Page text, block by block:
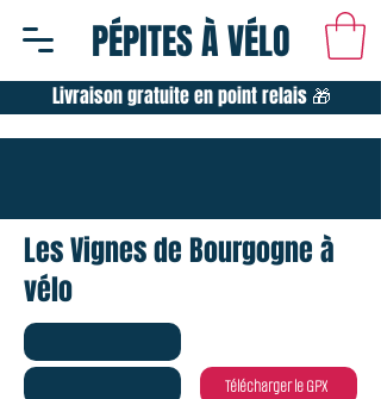
PÉPITES À VÉLO
Livraison gratuite en point relais 🎁
Les Vignes de Bourgogne à
vélo
Télécharger le GPX